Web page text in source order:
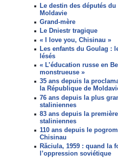
Le destin des députés
Moldavie
Grand-mère
Le Dniestr tragique
« I love you, Chisinau »
Les enfants du Goulag :
lésés
« L’éducation russe en
monstrueuse »
35 ans depuis la
la République de
76 ans depuis la plus
staliniennes
83 ans depuis la
staliniennes
110 ans depuis le
Chisinau
Răciula, 1959 : quand la
l’oppression soviétique